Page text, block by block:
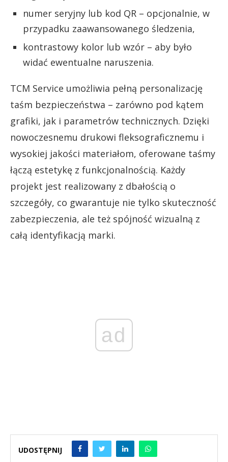
numer seryjny lub kod QR – opcjonalnie, w
przypadku zaawansowanego śledzenia,
kontrastowy kolor lub wzór – aby było
widać ewentualne naruszenia.
TCM Service umożliwia pełną personalizację
taśm bezpieczeństwa – zarówno pod kątem
grafiki, jak i parametrów technicznych. Dzięki
nowoczesnemu drukowi fleksograficznemu i
wysokiej jakości materiałom, oferowane taśmy
łączą estetykę z funkcjonalnością. Każdy
projekt jest realizowany z dbałością o
szczegóły, co gwarantuje nie tylko skuteczność
zabezpieczenia, ale też spójność wizualną z
całą identyfikacją marki.
ad
UDOSTĘPNIJ